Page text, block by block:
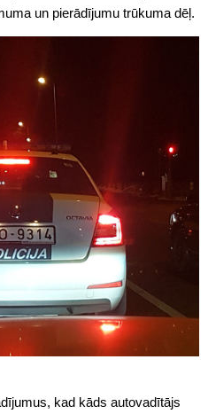
un pierādījumu trūkuma dēļ.
kad kāds autovadītājs